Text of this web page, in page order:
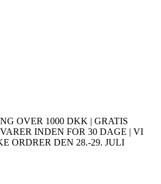
OVER 1000 DKK | GRATIS
INDEN FOR 30 DAGE | VI
ORDRER DEN 28.-29. JULI